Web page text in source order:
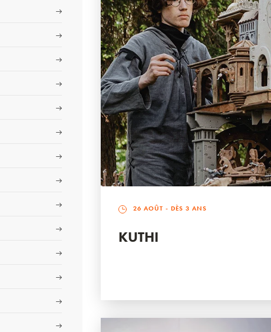
26 AOÛT - DÈS 3 ANS
KUTHI